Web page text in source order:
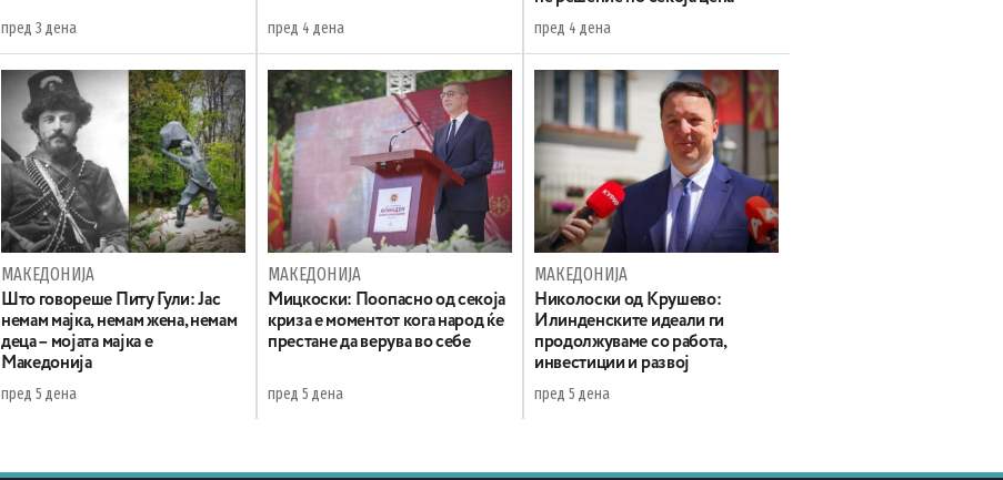
пред 3 дена пред 4 дена пред 4 дена
МАКЕДОНИЈА
Што говореше Питу Гули: Јас
немам мајка, немам жена, немам
деца – мојата мајка е
Македонија
пред 5 дена
МАКЕДОНИЈА
Мицкоски: Поопасно од секоја
криза е моментот кога народ ќе
престане да верува во себе
пред 5 дена
МАКЕДОНИЈА
Николоски од Крушево:
Илинденските идеали ги
продолжуваме со работа,
инвестиции и развој
пред 5 дена